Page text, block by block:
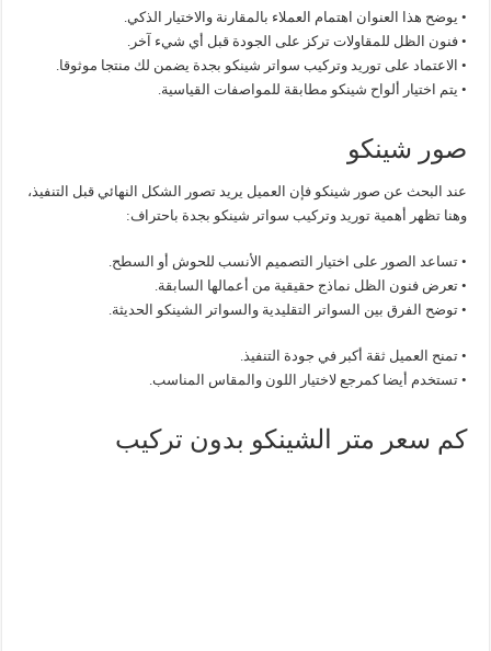
• يوضح هذا العنوان اهتمام العملاء بالمقارنة والاختيار الذكي.
• فنون الظل للمقاولات تركز على الجودة قبل أي شيء آخر.
• الاعتماد على توريد وتركيب سواتر شينكو بجدة يضمن لك منتجا موثوقا.
• يتم اختيار ألواح شينكو مطابقة للمواصفات القياسية.
صور شينكو
عند البحث عن صور شينكو فإن العميل يريد تصور الشكل النهائي قبل التنفيذ،
وهنا تظهر أهمية توريد وتركيب سواتر شينكو بجدة باحتراف:
• تساعد الصور على اختيار التصميم الأنسب للحوش أو السطح.
• تعرض فنون الظل نماذج حقيقية من أعمالها السابقة.
• توضح الفرق بين السواتر التقليدية والسواتر الشينكو الحديثة.
• تمنح العميل ثقة أكبر في جودة التنفيذ.
• تستخدم أيضا كمرجع لاختيار اللون والمقاس المناسب.
كم سعر متر الشينكو بدون تركيب